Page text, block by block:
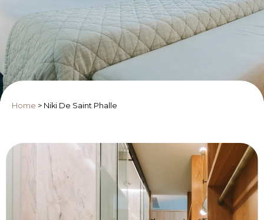
Home > Niki De Saint Phalle